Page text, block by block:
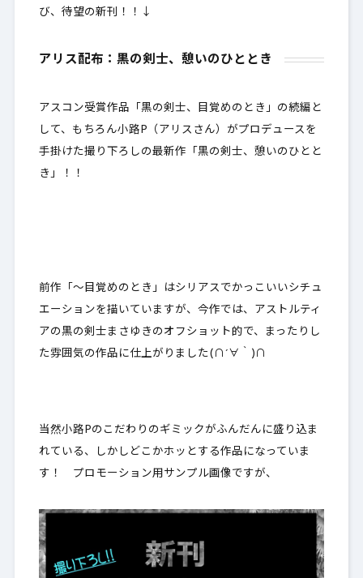
び、待望の新刊！！↓
アリス配布：黒の剣士、憩いのひととき
アスコン受賞作品「黒の剣士、目覚めのとき」の続編と
して、もちろん小路P（アリスさん）がプロデュースを
手掛けた撮り下ろしの最新作「黒の剣士、憩いのひとと
き」！！
前作「～目覚めのとき」はシリアスでかっこいいシチュ
エーションを描いていますが、今作では、アストルティ
アの黒の剣士まさゆきのオフショット的で、まったりし
た雰囲気の作品に仕上がりました(∩´∀｀)∩
当然小路Pのこだわりのギミックがふんだんに盛り込ま
れている 、しかしどこかホッとする作品になっていま
す！ プロモーション用サンプル画像ですが、